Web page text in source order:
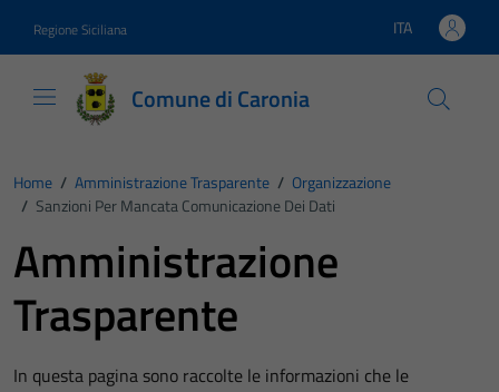
Regione Siciliana Lingua attiva:
ITA
Comune di Caronia
Home / Amministrazione Trasparente / Organizzazione
/ Sanzioni Per Mancata Comunicazione Dei Dati
Amministrazione
Trasparente
In questa pagina sono raccolte le informazioni che le